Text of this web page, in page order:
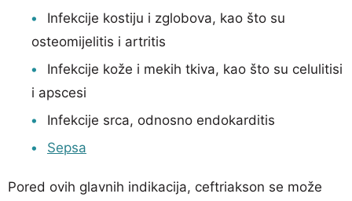
Infekcije kostiju i zglobova, kao što su
osteomijelitis i artritis
Infekcije kože i mekih tkiva, kao što su celulitisi
i apscesi
Infekcije srca, odnosno endokarditis
Sepsa
Pored ovih glavnih indikacija, ceftriakson se može